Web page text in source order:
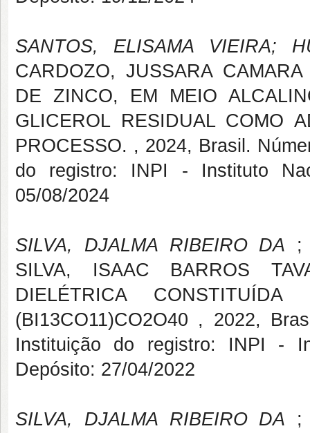
SANTOS, ELISAMA VIEIRA;
CARDOZO, JUSSARA
DE ZINCO, EM MEIO
GLICEROL RESIDUAL COMO
PROCESSO. , 2024, Brasil.
do registro: INPI - Instituto
05/08/2024
SILVA, DJALMA RIBEIRO DA ;
SILVA, ISAAC BARROS
DIELÉTRICA
(BI13CO11)CO2O40 , 2022,
Instituição do registro: INPI -
Depósito: 27/04/2022
SILVA, DJALMA RIBEIRO DA ;